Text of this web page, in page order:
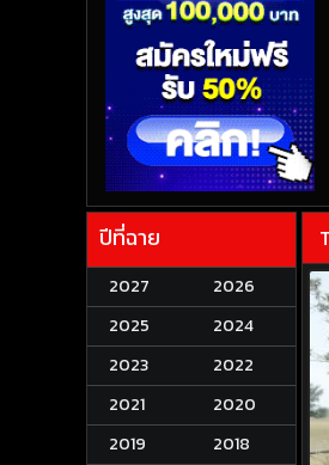
ปีที่ฉาย
2027
2026
2025
2024
2023
2022
2021
2020
2019
2018